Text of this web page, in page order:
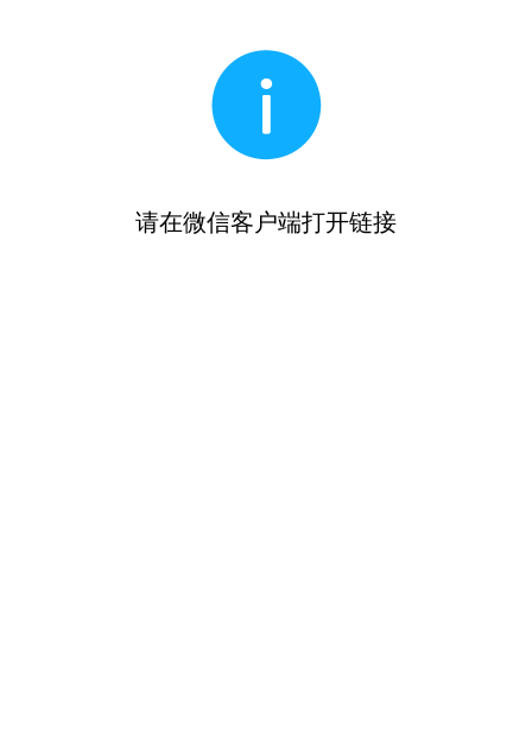
请在微信客户端打开链接